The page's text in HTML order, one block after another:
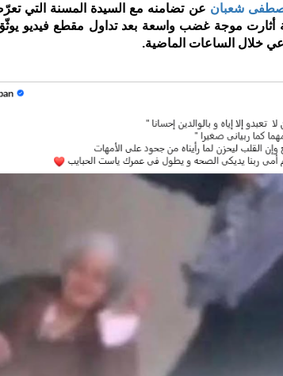
شعبان عن تضامنه مع السيدة المسنة التي
أثارت موجة غضب واسعة بعد تداول مقطع فيديو
خلال الساعات الماضية.